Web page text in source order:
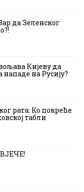
да Зеленског
Кијеву да
нападе на Русију?
рата: Ко покреће
табли